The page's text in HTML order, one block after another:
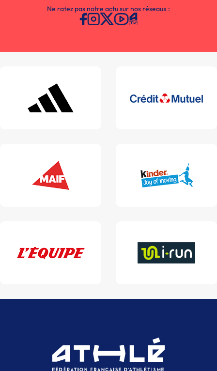
Ne ratez pas notre actu sur nos réseaux :